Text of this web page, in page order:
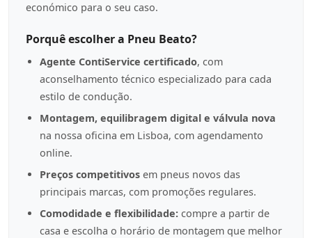
económico para o seu caso.
Porquê escolher a Pneu Beato?
Agente ContiService certificado, com
aconselhamento técnico especializado para cada
estilo de condução.
Montagem, equilibragem digital e válvula nova
na nossa oficina em Lisboa, com agendamento
online.
Preços competitivos em pneus novos das
principais marcas, com promoções regulares.
Comodidade e flexibilidade: compre a partir de
casa e escolha o horário de montagem que melhor